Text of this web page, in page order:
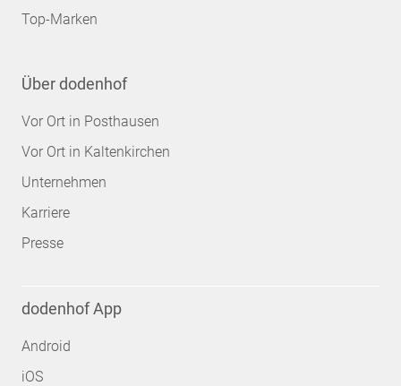
Top-Marken
Über dodenhof
Vor Ort in Posthausen
Vor Ort in Kaltenkirchen
Unternehmen
Karriere
Presse
dodenhof App
Android
iOS